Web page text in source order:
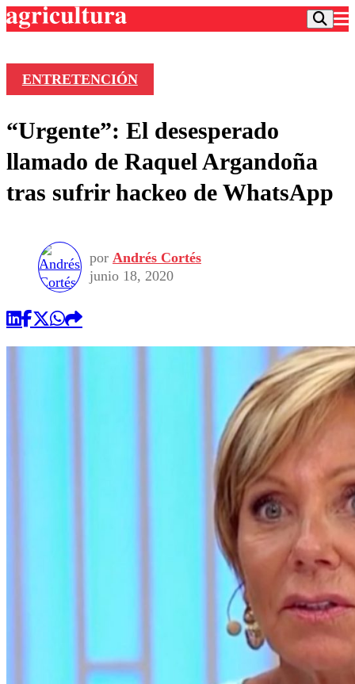
Frecuencias
Agricultura TV
Deportes
Colo Colo
Seleccion Chilena
Torneo Internacional
Entretención
Economía
Internacional
Publicaciones en medios
Opinión
ENTRETENCIÓN
“Urgente”: El desesperado
llamado de Raquel Argandoña
tras sufrir hackeo de WhatsApp
por Andrés Cortés
junio 18, 2020